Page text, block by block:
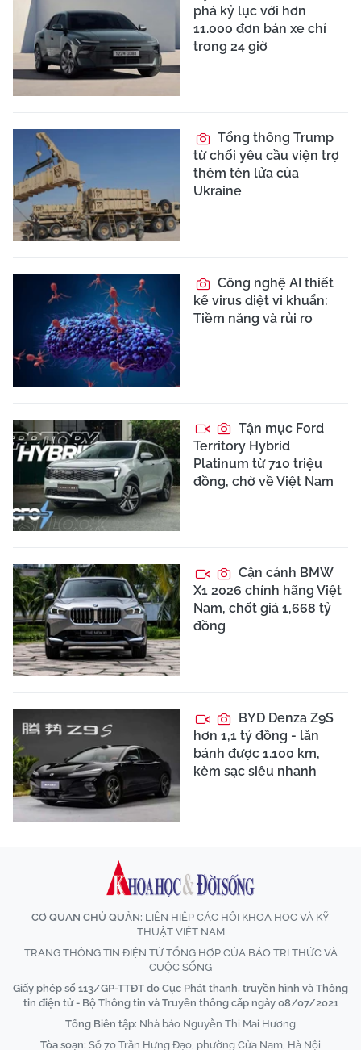
phá kỷ lục với hơn
11.000 đơn bán xe chỉ
trong 24 giờ
Tổng thống Trump
từ chối yêu cầu viện trợ
thêm tên lửa của
Ukraine
Công nghệ AI thiết
kế virus diệt vi khuẩn:
Tiềm năng và rủi ro
Tận mục Ford
Territory Hybrid
Platinum từ 710 triệu
đồng, chờ về Việt Nam
Cận cảnh BMW
X1 2026 chính hãng Việt
Nam, chốt giá 1,668 tỷ
đồng
BYD Denza Z9S
hơn 1,1 tỷ đồng - lăn
bánh được 1.100 km,
kèm sạc siêu nhanh
CƠ QUAN CHỦ QUẢN: LIÊN HIỆP CÁC HỘI KHOA HỌC VÀ KỸ
THUẬT VIỆT NAM
TRANG THÔNG TIN ĐIỆN TỬ TỔNG HỢP CỦA BÁO TRI THỨC VÀ
CUỘC SỐNG
Giấy phép số 113/GP-TTĐT do Cục Phát thanh, truyền hình và Thông
tin điện tử - Bộ Thông tin và Truyền thông cấp ngày 08/07/2021
Tổng Biên tập: Nhà báo Nguyễn Thị Mai Hương
Tòa soạn: Số 70 Trần Hưng Đạo, phường Cửa Nam, Hà Nội